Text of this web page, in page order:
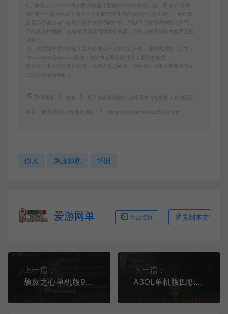
9、本站以《2013中华人民共和国计算机软件保护条例》第二章"软件菩作
权” 第十七条为原则：为了学习和研究软件内含的设计思想和原理，通过安
装显示传输或者存储软件等方式使用软件的，可以不经软件著作权人许可，
不向其支付报酬。若有学员需要商用本站资源，请务必联系版权方购买正版
10、本站如无意中侵犯了某个企业或个人的知识产权，请联系站长，邮箱：
185529643@qq.com告知，本站将立即删除并致以最深的歉意！
请注意：无所谓完美的内容，不包含BUG修复一类的修改服务！若要求较高
追求完美请勿赞助！
爱游网单 传奇 热血传奇单机版V176怀旧复古智能假人攻沙陪玩
单机一键安装GM后台免虚拟机 https://www.aywd.top/524.html
假人 免虚拟机 怀旧
爱游网单 生成海报 复制本文链接
上一篇：
颓废之心单机版9职业完整任务GM无限红利网游单机虚拟机一键端附带4职业版本
下一篇：
A3OL单机版四职业送GM攻略韩国经典复古网游单机219虚拟机一键端